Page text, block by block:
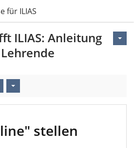
für ILIAS
ILIAS: Anleitung
stellen